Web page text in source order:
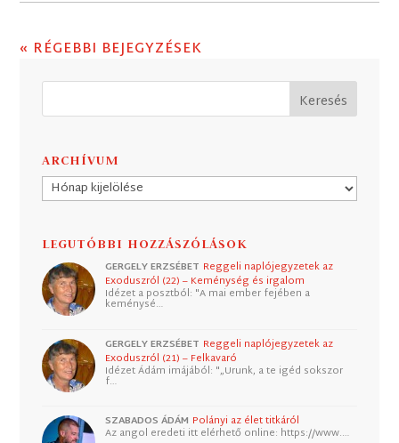
« RÉGEBBI BEJEGYZÉSEK
ARCHÍVUM
Archívum
LEGUTÓBBI HOZZÁSZÓLÁSOK
GERGELY ERZSÉBET Reggeli naplójegyzetek az
Exoduszról (22) – Keménység és irgalom
Idézet a posztból: "A mai ember fejében a
keménysé…
GERGELY ERZSÉBET Reggeli naplójegyzetek az
Exoduszról (21) – Felkavaró
Idézet Ádám imájából: "„Urunk, a te igéd sokszor
f…
SZABADOS ÁDÁM Polányi az élet titkáról
Az angol eredeti itt elérhető online: https://www.…